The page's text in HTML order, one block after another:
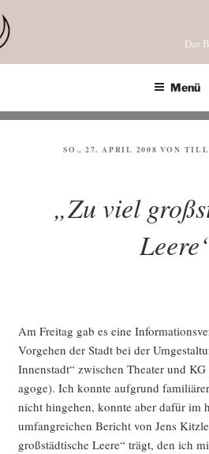
Inhalt
springen
Das
Menü
VERÖFFENTLICHT
SO., 27. APRIL 2008 VON TILL
„Zu viel
Am Frei­tag gab es eine
Vor­ge­hen der Stadt bei der
Innen­stadt“ zwi­schen Thea­ter und
ago­ge). Ich konn­te auf­grund
nicht hin­ge­hen, konn­te aber dafür im
umfang­rei­chen Bericht von Jens
groß­städ­ti­sche Lee­re“ trägt, den ich